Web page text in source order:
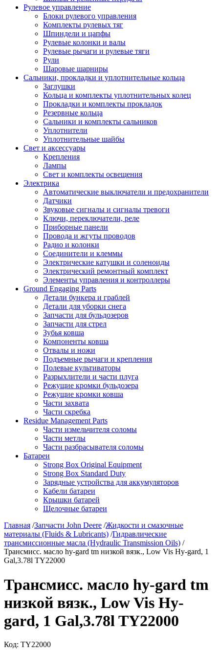
Рулевое управление
Блоки рулевого управления
Комплекты рулевых тяг
Шпиндели и цапфы
Рулевые колонки и валы
Рулевые рычаги и рулевые тяги
Рули
Шаровые шарниры
Сальники, прокладки и уплотнительные кольца
Заглушки
Кольца и комплекты уплотнительных колец
Прокладки и комплекты прокладок
Резервные кольца
Сальники и комплекты сальников
Уплотнители
Уплотнительные шайбы
Свет и аксессуары
Крепления
Лампы
Свет и комплекты освещения
Электрика
Автоматические выключатели и предохранители
Датчики
Звуковые сигналы и сигналы тревоги
Ключи, переключатели, реле
Приборные панели
Провода и жгуты проводов
Радио и колонки
Соединители и клеммы
Электрические катушки и соленоиды
Электрический ремонтный комплект
Элементы управления и контроллеры
Ground Engaging Parts
Детали бункера и граблей
Детали для уборки снега
Запчасти для бульдозеров
Запчасти для стрел
Зубья ковша
Компоненты ковша
Отвалы и ножи
Подъемные рычаги и крепления
Полевые культиваторы
Разрыхлители и части плуга
Режущие кромки бульдозера
Режущие кромки ковша
Части захвата
Части скребка
Residue Management Parts
Части измельчителя соломы
Части метлы
Части разбрасывателя соломы
Батареи
Strong Box Original Equipment
Strong Box Standard Duty
Зарядные устройства для аккумуляторов
Кабели батареи
Крышки батарей
Щелочные батареи
Главная /Запчасти John Deere /Жидкости и смазочные
материалы (Fluids & Lubricants) /Гидравлические
трансмиссионные масла (Hydraulic Transmission Oils) /
Трансмисс. масло hy-gard tm низкой вязк., Low Vis Hy-gard, 1
Gal,3.78l TY22000
Трансмисс. масло hy-gard tm
низкой вязк., Low Vis Hy-
gard, 1 Gal,3.78l TY22000
Код: TY22000